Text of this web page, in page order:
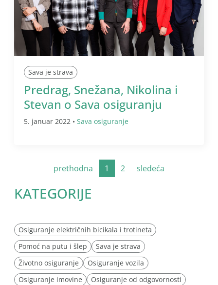
Sava je strava
Predrag, Snežana, Nikolina i
Stevan o Sava osiguranju
5. januar 2022 • Sava osiguranje
prethodna 1 2 sledeća
KATEGORIJE
Osiguranje električnih bicikala i trotineta
Pomoć na putu i šlep
Sava je strava
Životno osiguranje
Osiguranje vozila
Osiguranje imovine
Osiguranje od odgovornosti